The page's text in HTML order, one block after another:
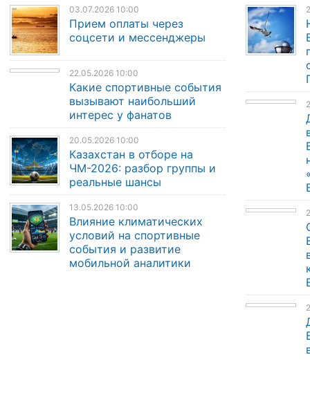
03.07.2026 10:00
Прием оплаты через
соцсети и мессенджеры
22.05.2026 10:00
Какие спортивные события
вызывают наибольший
интерес у фанатов
20.05.2026 10:00
Казахстан в отборе на
ЧМ-2026: разбор группы и
реальные шансы
13.05.2026 10:00
Влияние климатических
условий на спортивные
события и развитие
мобильной аналитики